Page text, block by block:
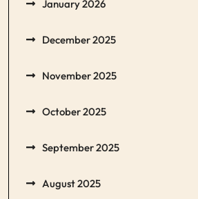
January 2026
December 2025
November 2025
October 2025
September 2025
August 2025